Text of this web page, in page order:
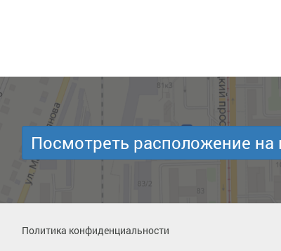
Посмотреть расположение на
Политика конфиденциальности